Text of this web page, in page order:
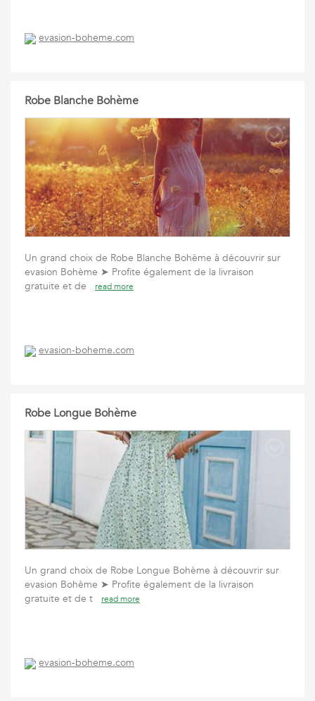
evasion-boheme.com
Robe Blanche Bohème
Un grand choix de Robe Blanche Bohème à découvrir sur
evasion Bohème ➤ Profite également de la livraison
gratuite et de
read more
evasion-boheme.com
Robe Longue Bohème
Un grand choix de Robe Longue Bohème à découvrir sur
evasion Bohème ➤ Profite également de la livraison
gratuite et de t
read more
evasion-boheme.com